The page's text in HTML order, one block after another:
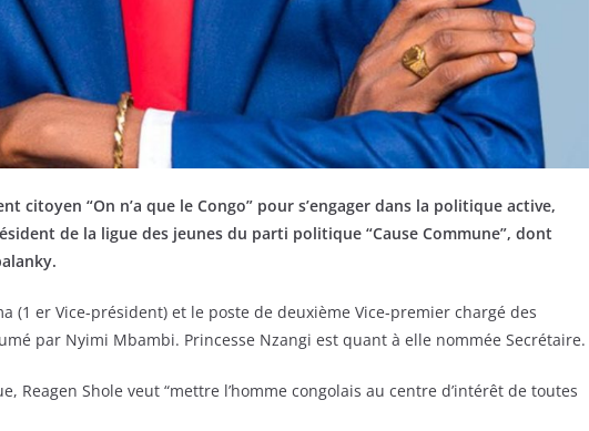
citoyen “On n’a que le Congo” pour s’engager dans la politique active,
de la ligue des jeunes du parti politique “Cause Commune”, dont
(1 er Vice-président) et le poste de deuxième Vice-premier chargé des
par Nyimi Mbambi. Princesse Nzangi est quant à elle nommée Secrétaire.
Reagen Shole veut “mettre l’homme congolais au centre d’intérêt de toutes